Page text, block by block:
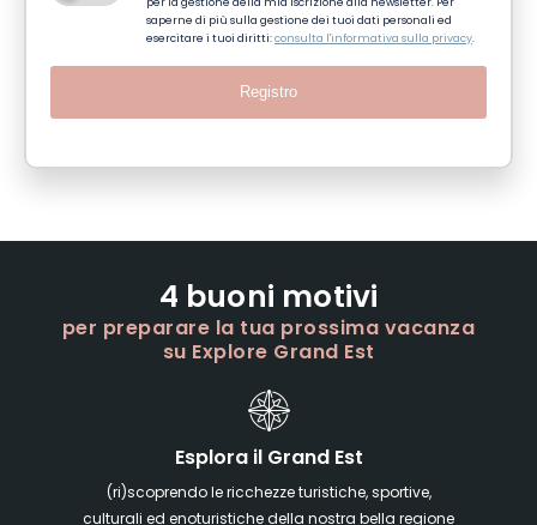
saperne di più sulla gestione dei tuoi dati personali ed
esercitare i tuoi diritti:consulta l'informativa sulla privacy.
Registro
4 buoni motivi
per preparare la tua prossima vacanza
su Explore Grand Est
Esplora il Grand Est
(ri)scoprendo le ricchezze turistiche, sportive,
culturali ed enoturistiche della nostra bella regione